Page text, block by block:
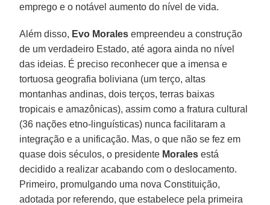
emprego e o notável aumento do nível de vida.
Além disso, Evo Morales empreendeu a construção
de um verdadeiro Estado, até agora ainda no nível
das ideias. É preciso reconhecer que a imensa e
tortuosa geografia boliviana (um terço, altas
montanhas andinas, dois terços, terras baixas
tropicais e amazônicas), assim como a fratura cultural
(36 nações etno-linguísticas) nunca facilitaram a
integração e a unificação. Mas, o que não se fez em
quase dois séculos, o presidente Morales está
decidido a realizar acabando com o deslocamento.
Primeiro, promulgando uma nova Constituição,
adotada por referendo, que estabelece pela primeira